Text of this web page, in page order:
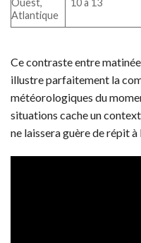
Atlantique
Ce contraste entre
illustre parfaitement la
météorologiques du
situations cache un
ne laissera guère de répit